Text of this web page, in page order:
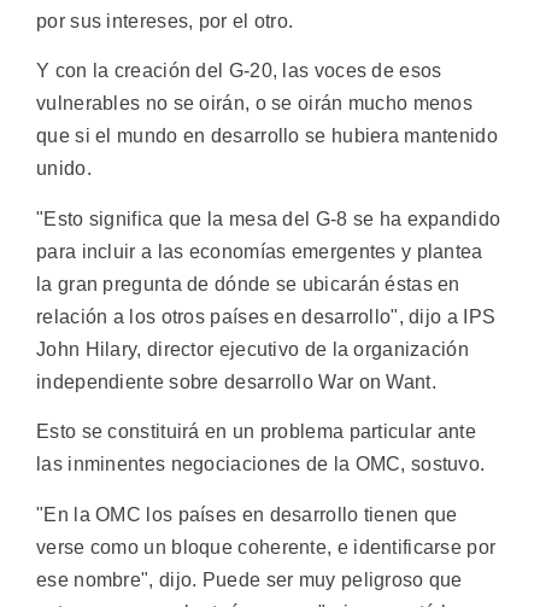
por sus intereses, por el otro.
Y con la creación del G-20, las voces de esos
vulnerables no se oirán, o se oirán mucho menos
que si el mundo en desarrollo se hubiera mantenido
unido.
"Esto significa que la mesa del G-8 se ha expandido
para incluir a las economías emergentes y plantea
la gran pregunta de dónde se ubicarán éstas en
relación a los otros países en desarrollo", dijo a IPS
John Hilary, director ejecutivo de la organización
independiente sobre desarrollo War on Want.
Esto se constituirá en un problema particular ante
las inminentes negociaciones de la OMC, sostuvo.
"En la OMC los países en desarrollo tienen que
verse como un bloque coherente, e identificarse por
ese nombre", dijo. Puede ser muy peligroso que